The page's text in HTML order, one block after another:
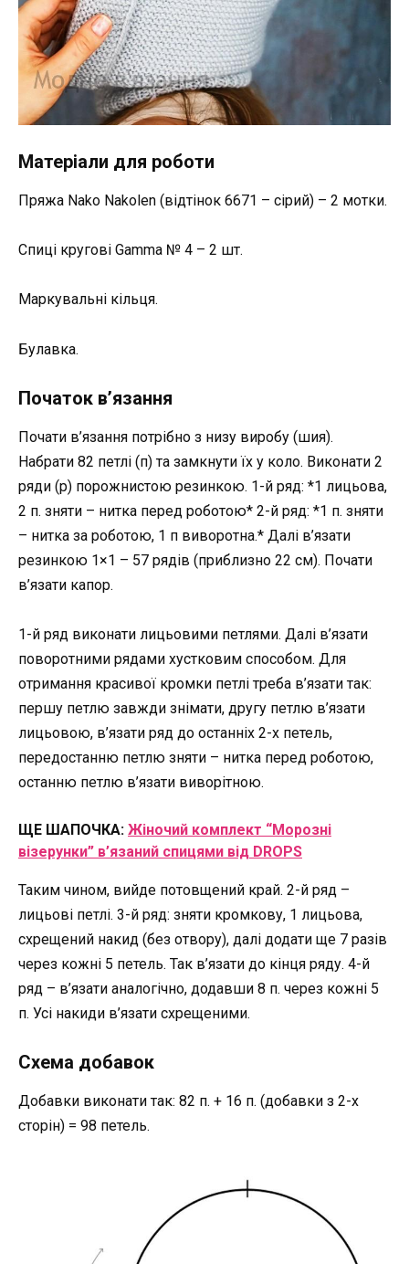
Матеріали для роботи
Пряжа Nako Nakolen (відтінок 6671 – сірий) – 2 мотки.
Спиці кругові Gamma № 4 – 2 шт.
Маркувальні кільця.
Булавка.
Початок в’язання
Почати в’язання потрібно з низу виробу (шия).
Набрати 82 петлі (п) та замкнути їх у коло. Виконати 2
ряди (р) порожнистою резинкою. 1-й ряд: *1 лицьова,
2 п. зняти – нитка перед роботою* 2-й ряд: *1 п. зняти
– нитка за роботою, 1 п виворотна.* Далі в’язати
резинкою 1×1 – 57 рядів (приблизно 22 см). Почати
в’язати капор.
1-й ряд виконати лицьовими петлями. Далі в’язати
поворотними рядами хустковим способом. Для
отримання красивої кромки петлі треба в’язати так:
першу петлю завжди знімати, другу петлю в’язати
лицьовою, в’язати ряд до останніх 2-х петель,
передостанню петлю зняти – нитка перед роботою,
останню петлю в’язати виворітною.
ЩЕ ШАПОЧКА: Жіночий комплект “Морозні
візерунки” в’язаний спицями від DROPS
Таким чином, вийде потовщений край. 2-й ряд –
лицьові петлі. 3-й ряд: зняти кромкову, 1 лицьова,
схрещений накид (без отвору), далі додати ще 7 разів
через кожні 5 петель. Так в’язати до кінця ряду. 4-й
ряд – в’язати аналогічно, додавши 8 п. через кожні 5
п. Усі накиди в’язати схрещеними.
Схема добавок
Добавки виконати так: 82 п. + 16 п. (добавки з 2-х
сторін) = 98 петель.